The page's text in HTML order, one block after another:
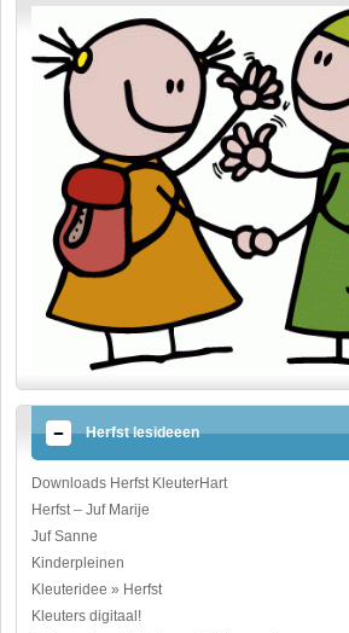
Herfst lesideeen
Downloads Herfst KleuterHart
Herfst – Juf Marije
Juf Sanne
Kinderpleinen
Kleuteridee » Herfst
Kleuters digitaal!